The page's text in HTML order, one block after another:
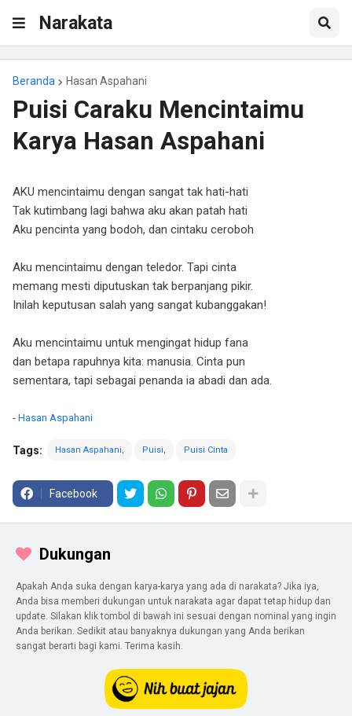
Narakata
Beranda Hasan Aspahani
Puisi Caraku Mencintaimu
Karya Hasan Aspahani
AKU mencintaimu dengan sangat tak hati-hati
Tak kutimbang lagi bahwa aku akan patah hati
Aku pencinta yang bodoh, dan cintaku ceroboh
Aku mencintaimu dengan teledor. Tapi cinta
memang mesti diputuskan tak berpanjang pikir.
Inilah keputusan salah yang sangat kubanggakan!
Aku mencintaimu untuk mengingat hidup fana
dan betapa rapuhnya kita: manusia. Cinta pun
sementara, tapi sebagai penanda ia abadi dan ada.
- Hasan Aspahani
Tags: Hasan Aspahani Puisi Puisi Cinta
Facebook
Dukungan
Apakah Anda suka dengan karya-karya yang ada di narakata? Jika iya,
Anda bisa memberi dukungan untuk narakata agar dapat tetap hidup dan
update. Silakan klik tombol di bawah ini sesuai dengan nominal yang ingin
Anda berikan. Sedikit atau banyaknya dukungan yang Anda berikan
sangat berarti bagi kami. Terima kasih.